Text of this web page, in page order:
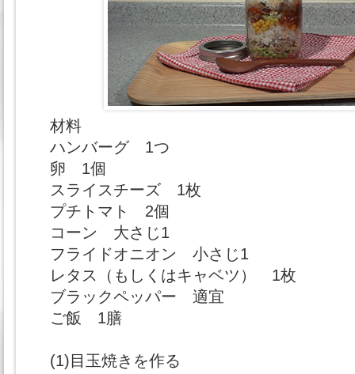
材料
ハンバーグ 1つ
卵 1個
スライスチーズ 1枚
プチトマト 2個
コーン 大さじ1
フライドオニオン 小さじ1
レタス（もしくはキャベツ） 1枚
ブラックペッパー 適宜
ご飯 1膳
(1)目玉焼きを作る